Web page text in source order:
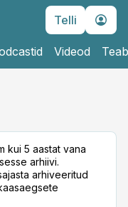
Telli
Videod
kui 5 aastat vana
arhiivi.
arhiveeritud